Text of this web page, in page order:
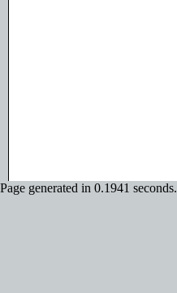
Page generated in 0.1941 seconds.